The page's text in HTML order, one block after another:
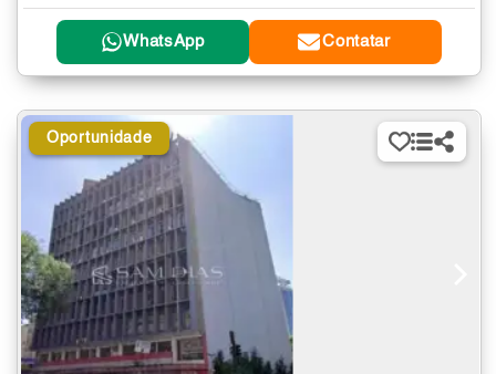
WhatsApp Contatar
Oportunidade